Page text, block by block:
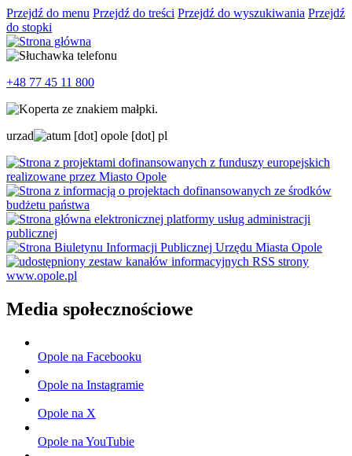
Przejdź do menu Przejdź do treści Przejdź do wyszukiwania Przejdź
do stopki
+48 77 45 11 800
urzad um [dot] opole [dot] pl
Media społecznościowe
Opole na Facebooku
Opole na Instagramie
Opole na X
Opole na YouTubie